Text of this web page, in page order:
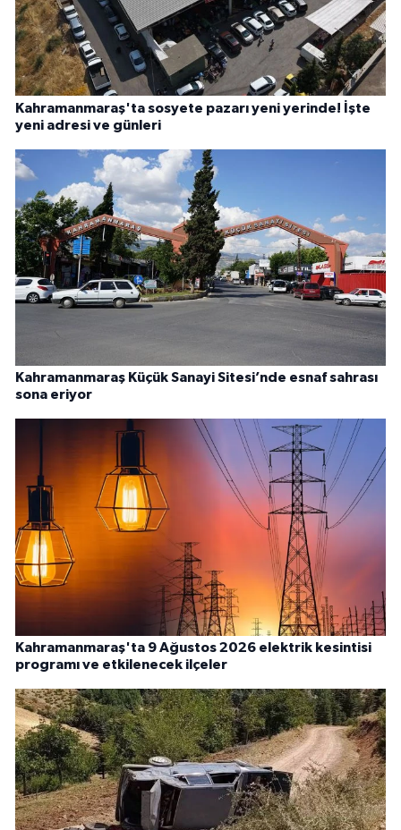
Kahramanmaraş'ta sosyete pazarı yeni yerinde! İşte
yeni adresi ve günleri
Kahramanmaraş Küçük Sanayi Sitesi’nde esnaf sahrası
sona eriyor
Kahramanmaraş'ta 9 Ağustos 2026 elektrik kesintisi
programı ve etkilenecek ilçeler